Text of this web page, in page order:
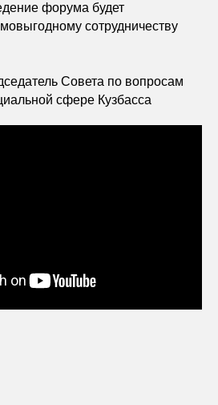
форума будет
сотрудничеству
Совета по вопросам
сфере Кузбасса